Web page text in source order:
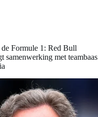
Formule 1: Red Bull
samenwerking met teambaas